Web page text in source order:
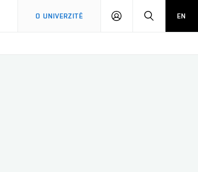
O UNIVERZITĚ
PŘIHLÁSIT HLEDATEN